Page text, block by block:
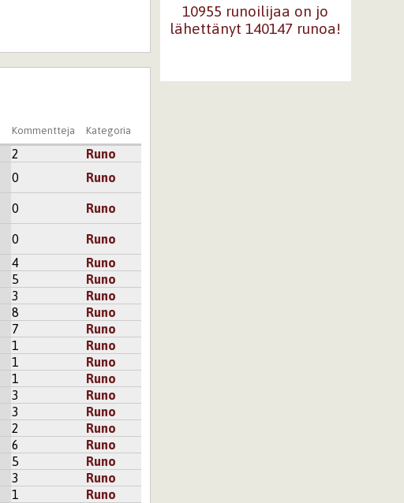
Kommentteja Kategoria
2
Runo
0 Runo
0 Runo
0
Runo
4
Runo
5
Runo
3
Runo
8
Runo
7
Runo
1
Runo
1
Runo
1
Runo
3
Runo
3
Runo
2
Runo
6
Runo
5
Runo
3
Runo
1
Runo
10955 runoilijaa on jo
lähettänyt 140147 runoa!